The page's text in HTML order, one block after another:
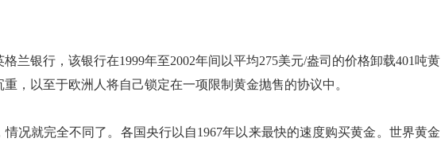
兰银行，该银行在1999年至2002年间以平均275美元/盎司的价格卸载401吨黄
，以至于欧洲人将自己锁定在一项限制黄金抛售的协议中。
情况就完全不同了。各国央行以自1967年以来最快的速度购买黄金。世界黄金